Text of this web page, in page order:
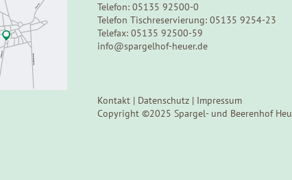
Telefon: 05135 92500-0
Telefon Tischreservierung: 05135 9254-23
Telefax: 05135 92500-59
info@spargelhof-heuer.de
Kontakt| Datenschutz| Impressum
Copyright ©2025 Spargel- und Beerenhof